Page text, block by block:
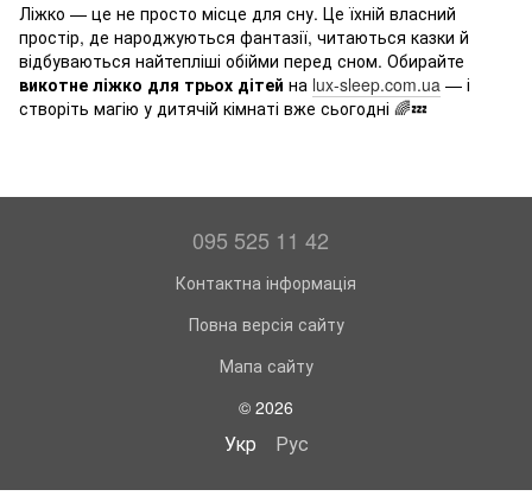
Ліжко — це не просто місце для сну. Це їхній власний
простір, де народжуються фантазії, читаються казки й
відбуваються найтепліші обійми перед сном. Обирайте
викотне ліжко для трьох дітей на lux-sleep.com.ua — і
створіть магію у дитячій кімнаті вже сьогодні 🌈💤
095 525 11 42
Контактна інформація
Повна версія сайту
Мапа сайту
© 2026
Укр Рус